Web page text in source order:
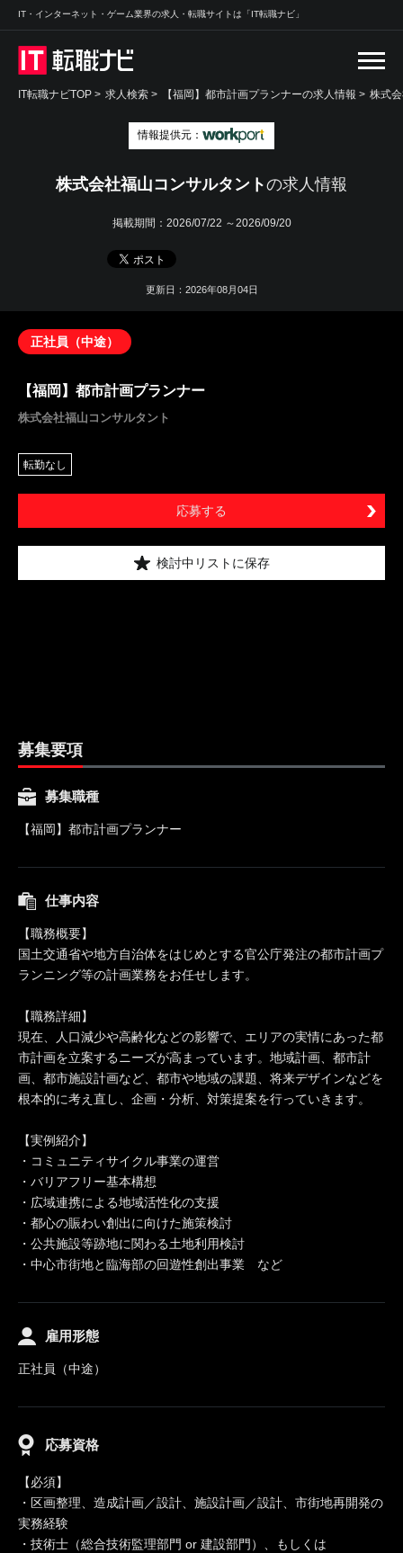
IT・インターネット・ゲーム業界の求人・転職サイトは「IT転職ナビ」
IT転職ナビTOP > 求人検索 > 【福岡】都市計画プランナーの求人情報 > 株式
情報提供元：
株式会社福山コンサルタントの求人情報
掲載期間： 2026/07/22 ～2026/09/20
更新日：2026年08月04日
正社員（中途）
【福岡】都市計画プランナー
株式会社福山コンサルタント
転勤なし
応募する
検討中リストに保存
募集要項
募集職種
【福岡】都市計画プランナー
仕事内容
【職務概要】
国土交通省や地方自治体をはじめとする官公庁発注の都市計画プ
ランニング等の計画業務をお任せします。
【職務詳細】
現在、人口減少や高齢化などの影響で、エリアの実情にあった都
市計画を立案するニーズが高まっています。地域計画、都市計
画、都市施設計画など、都市や地域の課題、将来デザインなどを
根本的に考え直し、企画・分析、対策提案を行っていきます。
【実例紹介】
・コミュニティサイクル事業の運営
・バリアフリー基本構想
・広域連携による地域活性化の支援
・都心の賑わい創出に向けた施策検討
・公共施設等跡地に関わる土地利用検討
・中心市街地と臨海部の回遊性創出事業 など
雇用形態
正社員（中途）
応募資格
【必須】
・区画整理、造成計画／設計、施設計画／設計、市街地再開発の
実務経験
・技術士（総合技術監理部門 or 建設部門）、もしくは